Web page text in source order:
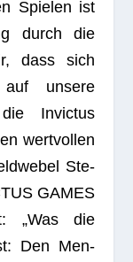
Spie­len ist
durch die
dass sich
unsere
Invic­tus
wert­vol­len
Ste­
GAMES
„Was die
Den Men­